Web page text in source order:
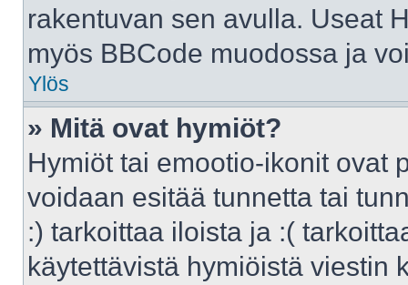
rakentuvan sen avulla. Useat
myös BBCode muodossa ja
Ylös
» Mitä ovat hymiöt?
Hymiöt tai emootio-ikonit ovat
voidaan esitää tunnetta tai
:) tarkoittaa iloista ja :(
käytettävistä hymiöistä viestin